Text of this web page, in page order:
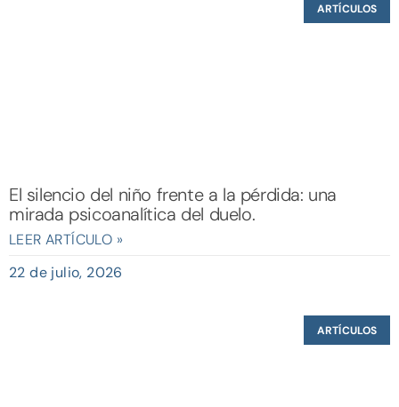
ARTÍCULOS
El silencio del niño frente a la pérdida: una
mirada psicoanalítica del duelo.
LEER ARTÍCULO »
22 de julio, 2026
ARTÍCULOS